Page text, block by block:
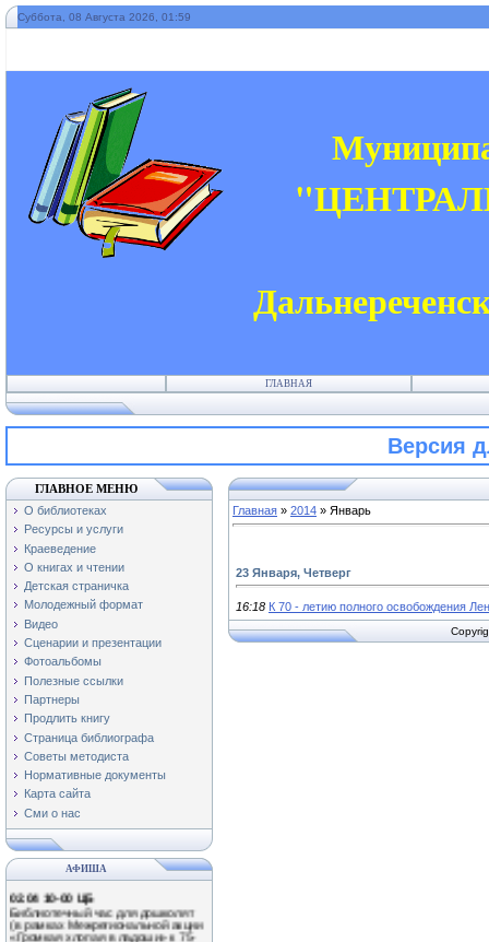
Суббота, 08 Августа 2026, 01:59
ГЛАВНАЯ
Версия
ГЛАВНОЕ МЕНЮ
О библиотеках
Ресурсы и услуги
Краеведение
О книгах и чтении
Детская страничка
Молодежный формат
Видео
Сценарии и презентации
Фотоальбомы
Полезные ссылки
Партнеры
Продлить книгу
Страница библиографа
Советы методиста
Нормативные документы
Карта сайта
Сми о нас
АФИША
01.04 11-00 Ф№3
Экологический час «Наши
крылатые друзья!»
(Международный день птиц)
0.04 13-00 Ф№1
Обзор книжной выставки
«Путешествие в мир природы»
02.04 10-00 ЦБ
Библиотечный час для дошколят
(в рамках Межрегиональной акции
«Громкая хлопая в ладоши» к 75-
летию М. Яснова)
Главная » 2014 » Январь
23 Января, Четверг
16:18 К 70 - летию полного освобождения